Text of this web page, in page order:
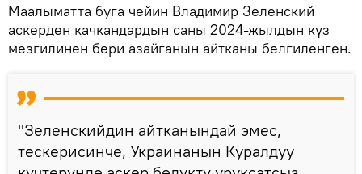
Маалыматта буга чейин Владимир Зеленский
аскерден качкандардын саны 2024-жылдын күз
мезгилинен бери азайганын айтканы белгиленген.
"Зеленскийдин айтканындай эмес,
тескерисинче, Украинанын Куралдуу